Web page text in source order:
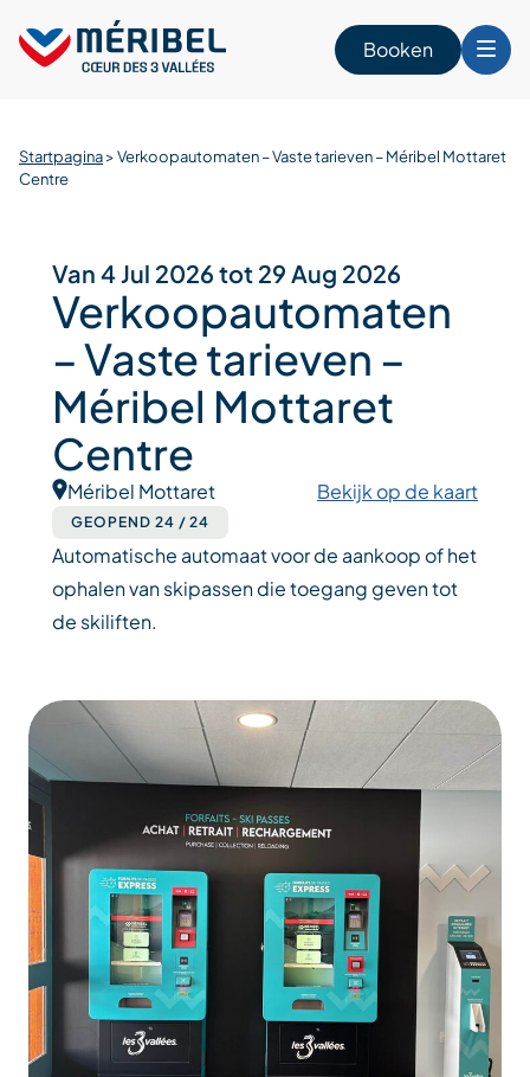
content
Booken
Startpagina>Verkoopautomaten – Vaste tarieven – Méribel Mottaret
Centre
Van 4 Jul 2026 tot 29 Aug 2026
Verkoopautomaten
– Vaste tarieven –
Méribel Mottaret
Centre
Méribel Mottaret Bekijk op de kaart
GEOPEND 24 / 24
Automatische automaat voor de aankoop of het
ophalen van skipassen die toegang geven tot
de skiliften.